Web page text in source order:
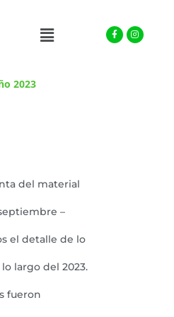
Menu Facebook-
f
Instagram
2023
del material
–
el detalle de lo
largo del 2023.
fueron